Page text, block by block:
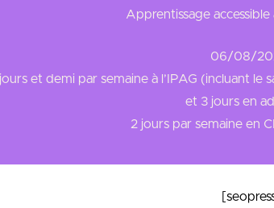
Apprentissage
06/08/
et demi par semaine à l’IPAG (incluant
et 3 jours en
2 jours par semaine en